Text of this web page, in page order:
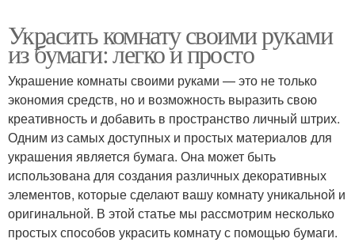
Украсить комнату своими руками
из бумаги: легко и просто
Украшение комнаты своими руками — это не только
экономия средств, но и возможность выразить свою
креативность и добавить в пространство личный штрих.
Одним из самых доступных и простых материалов для
украшения является бумага. Она может быть
использована для создания различных декоративных
элементов, которые сделают вашу комнату уникальной и
оригинальной. В этой статье мы рассмотрим несколько
простых способов украсить комнату с помощью бумаги.